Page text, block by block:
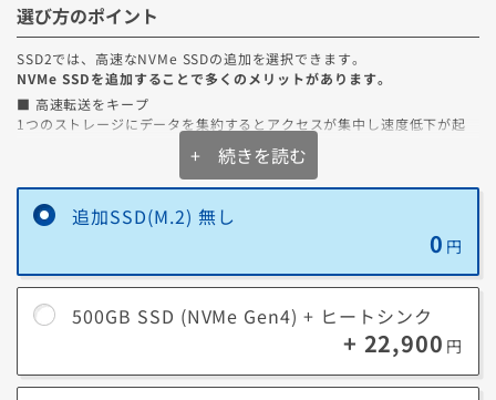
選び方のポイント
SSD2では、高速なNVMe SSDの追加を選択できます。
NVMe SSDを追加することで多くのメリットがあります。
■ 高速転送をキープ
1つのストレージにデータを集約するとアクセスが集中し速度低下が起
きやすくなりますが、物理的に保存場所を分けることで高速転送を維持
■ データの保護
メインSSDにシステムデータを、追加のSSDに写真や動画データなどを
保存することで、予期せぬシステム障害でシステムを再インストールし
■ ストレージの長寿命化
SSDを追加してデータを分けて保存することで、1つのストレージにかか
+ 続きを読む
追加SSD(M.2) 無し
0 円
500GB SSD (NVMe Gen4) + ヒートシンク
+ 22,900 円